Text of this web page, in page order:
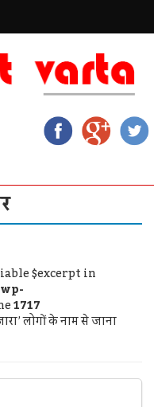
$excerpt in
1717
लोगों के नाम से जाना